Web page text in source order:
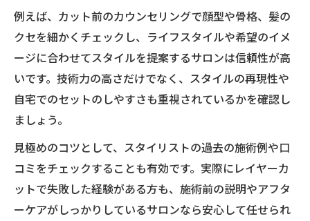
例えば、カット前のカウンセリングで顔型や骨格、髪の
クセを細かくチェックし、ライフスタイルや希望のイメ
ージに合わせてスタイルを提案するサロンは信頼性が高
いです。技術力の高さだけでなく、スタイルの再現性や
自宅でのセットのしやすさも重視されているかを確認し
ましょう。
見極めのコツとして、スタイリストの過去の施術例や口
コミをチェックすることも有効です。実際にレイヤーカ
ットで失敗した経験がある方も、施術前の説明やアフタ
ーケアがしっかりしているサロンなら安心して任せられ